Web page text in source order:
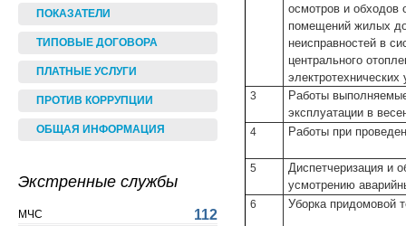
ПОКАЗАТЕЛИ
ТИПОВЫЕ ДОГОВОРА
ПЛАТНЫЕ УСЛУГИ
ПРОТИВ КОРРУПЦИИ
ОБЩАЯ ИНФОРМАЦИЯ
Экстренные службы
МЧС 112
осмотров и обходов
помещений жилых
неисправностей в
центрального
электротехнических
3
Работы
эксплуатации в
4 Работы при
5
Диспетчеризация и
усмотрению
6 Уборка придомовой